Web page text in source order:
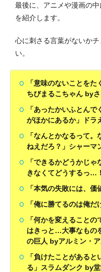
最後に、アニメや漫画の
を紹介します。
心に刺さる言葉がないか
い。
「意味のないことをた
ちびまるこちゃん by
「あったかいふとん
がほかにあるか」ドラ
「なんとかなるって
ねえだろ？」シャーマ
「できるかどうかじ
きなくてどうするっ…
「本気の失敗には、
「俺に勝てるのは俺
「何かを変えること
はきっと…大事なもの
の巨人 byアルミン・
「負けたことがある
る」スラムダンク by